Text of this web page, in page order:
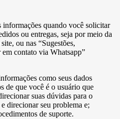
informações quando você solicitar
ou entregas, seja por meio da
ou nas “Sugestões,
contato via Whatsapp”
como seus dados
de que você é o usuário que
suas dúvidas para o
direcionar seu problema e;
de suporte.